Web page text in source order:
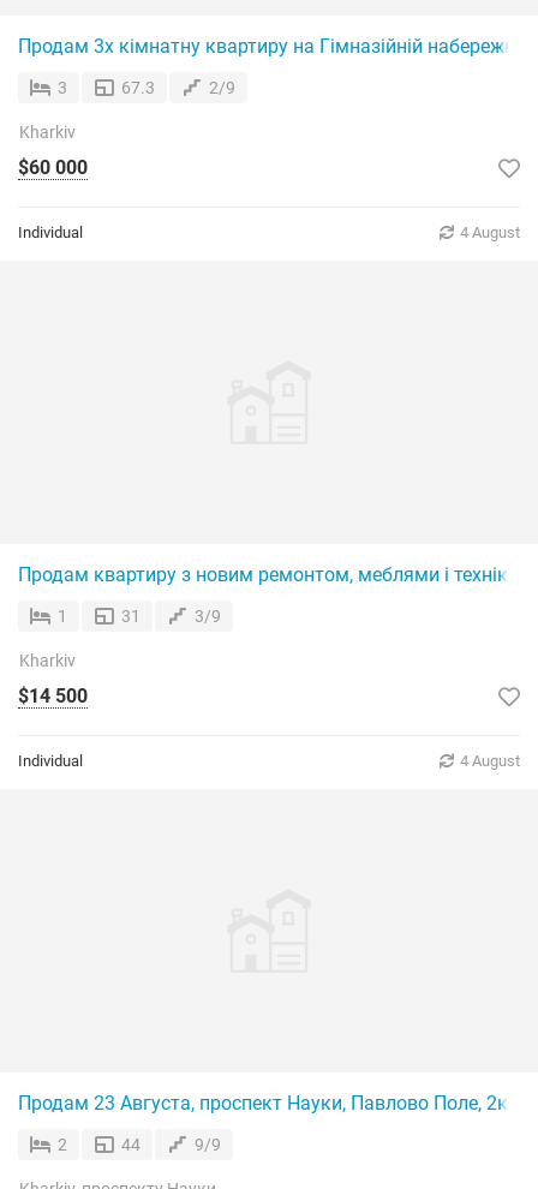
Продам 3х кімнатну квартиру на Гімназійній набережній
3 67.3 2/9
Kharkiv
$60 000
Individual 4 August
Продам квартиру з новим ремонтом, меблями і
1 31 3/9
Kharkiv
$14 500
Individual 4 August
Продам 23 Августа, проспект Науки, Павлово Поле,
2 44 9/9